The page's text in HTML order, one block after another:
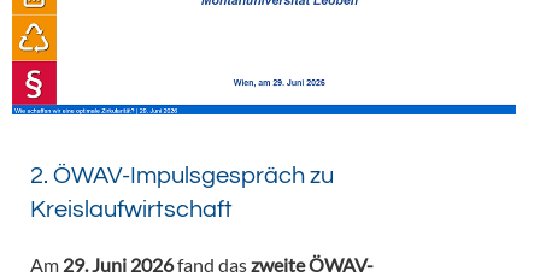
2. ÖWAV-Impulsgespräch zu
Kreislaufwirtschaft
Am 29. Juni 2026fand daszweite ÖWAV-